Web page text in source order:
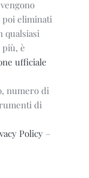
poi eliminati
qualsiasi
è
ufficiale
numero di
di
Policy–